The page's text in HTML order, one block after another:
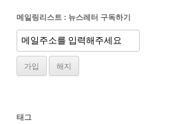
메일링리스트 : 뉴스레터 구독하기
태그